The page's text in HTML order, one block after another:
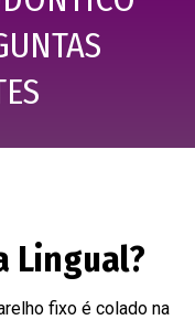
Lingual?
fixo é colado na